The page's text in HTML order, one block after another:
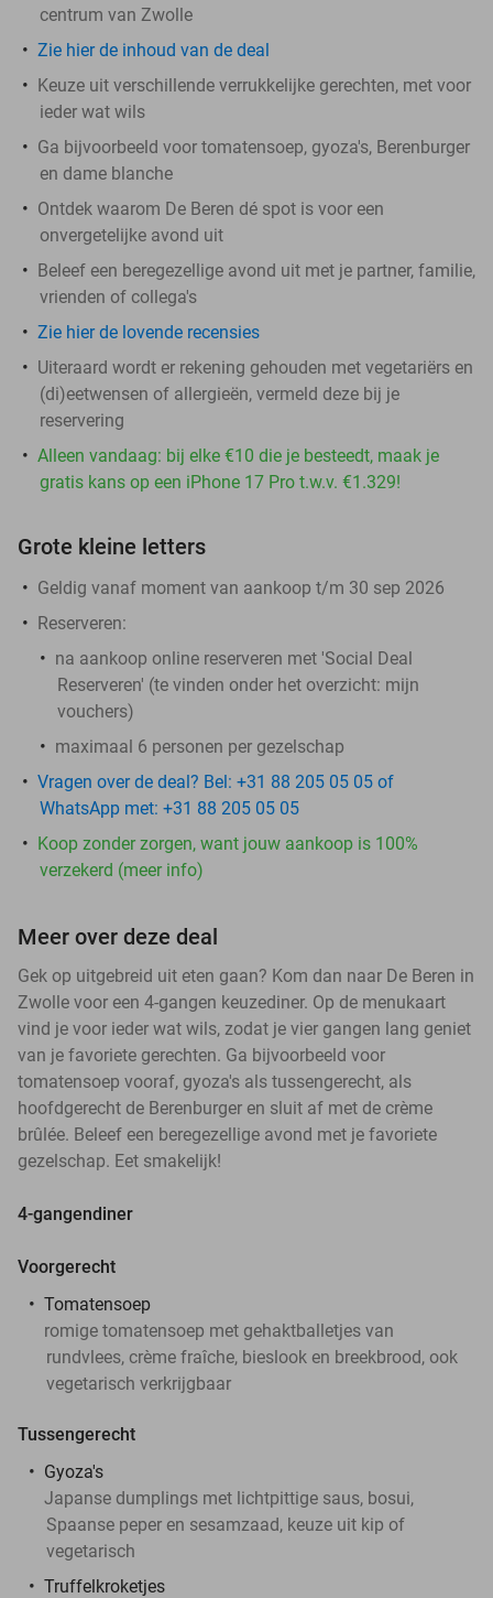
centrum van Zwolle
Zie hier de inhoud van de deal
Keuze uit verschillende verrukkelijke gerechten, met voor
ieder wat wils
Ga bijvoorbeeld voor tomatensoep, gyoza's, Berenburger
en dame blanche
Ontdek waarom De Beren dé spot is voor een
onvergetelijke avond uit
Beleef een beregezellige avond uit met je partner, familie,
vrienden of collega's
Zie hier de lovende recensies
Uiteraard wordt er rekening gehouden met vegetariërs en
(di)eetwensen of allergieën, vermeld deze bij je
reservering
Alleen vandaag: bij elke €10 die je besteedt, maak je
gratis kans op een iPhone 17 Pro t.w.v. €1.329!
Grote kleine letters
Geldig vanaf moment van aankoop t/m 30 sep 2026
Reserveren:
na aankoop online reserveren met 'Social Deal
Reserveren' (te vinden onder het overzicht: mijn
vouchers)
maximaal 6 personen per gezelschap
Vragen over de deal? Bel: +31 88 205 05 05 of
WhatsApp met: +31 88 205 05 05
Koop zonder zorgen, want jouw aankoop is 100%
verzekerd (meer info)
Meer over deze deal
Gek op uitgebreid uit eten gaan? Kom dan naar De Beren in
Zwolle voor een 4-gangen keuzediner. Op de menukaart
vind je voor ieder wat wils, zodat je vier gangen lang geniet
van je favoriete gerechten. Ga bijvoorbeeld voor
tomatensoep vooraf, gyoza's als tussengerecht, als
hoofdgerecht de Berenburger en sluit af met de crème
brûlée. Beleef een beregezellige avond met je favoriete
gezelschap. Eet smakelijk!
4-gangendiner
Voorgerecht
Tomatensoep
romige tomatensoep met gehaktballetjes van
rundvlees, crème fraîche, bieslook en breekbrood, ook
vegetarisch verkrijgbaar
Tussengerecht
Gyoza's
Japanse dumplings met lichtpittige saus, bosui,
Spaanse peper en sesamzaad, keuze uit kip of
vegetarisch
Truffelkroketjes